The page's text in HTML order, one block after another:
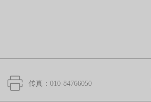
传真：010-84766050